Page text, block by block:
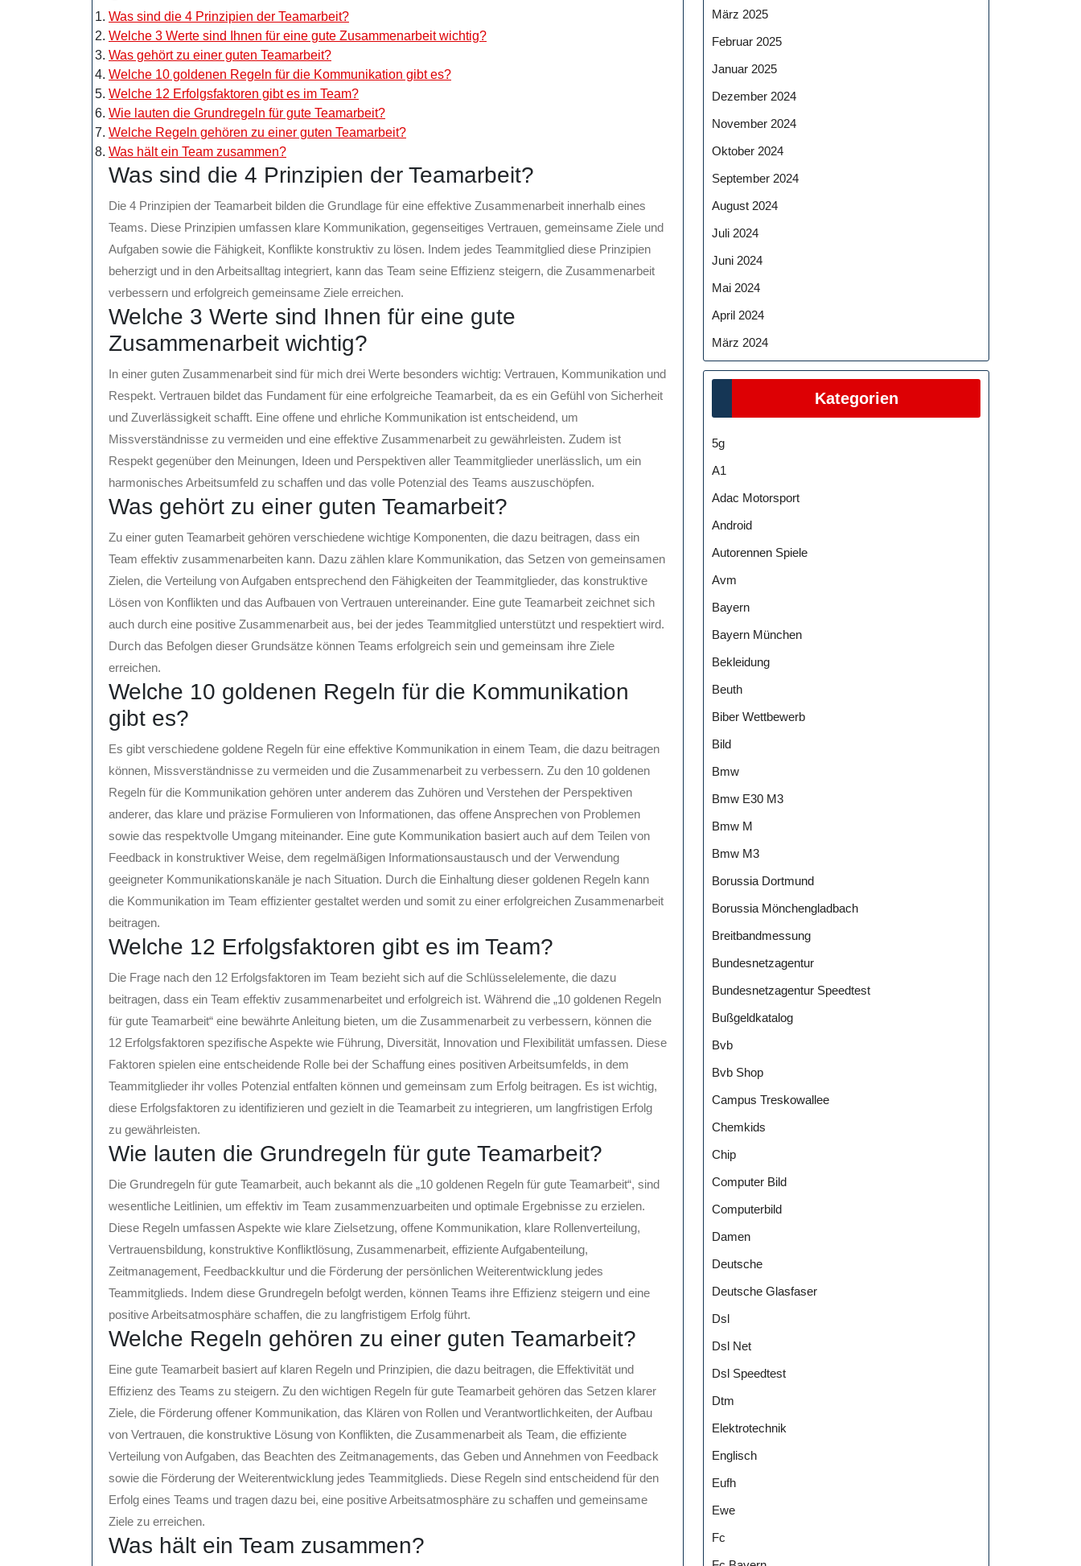
Was sind die 4 Prinzipien der Teamarbeit?
Welche 3 Werte sind Ihnen für eine gute Zusammenarbeit wichtig?
Was gehört zu einer guten Teamarbeit?
Welche 10 goldenen Regeln für die Kommunikation gibt es?
Welche 12 Erfolgsfaktoren gibt es im Team?
Wie lauten die Grundregeln für gute Teamarbeit?
Welche Regeln gehören zu einer guten Teamarbeit?
Was hält ein Team zusammen?
Was sind die 4 Prinzipien der Teamarbeit?
Die 4 Prinzipien der Teamarbeit bilden die Grundlage für eine effektive Zusammenarbeit innerhalb eines
Teams. Diese Prinzipien umfassen klare Kommunikation, gegenseitiges Vertrauen, gemeinsame Ziele und
Aufgaben sowie die Fähigkeit, Konflikte konstruktiv zu lösen. Indem jedes Teammitglied diese Prinzipien
beherzigt und in den Arbeitsalltag integriert, kann das Team seine Effizienz steigern, die Zusammenarbeit
verbessern und erfolgreich gemeinsame Ziele erreichen.
Welche 3 Werte sind Ihnen für eine gute
Zusammenarbeit wichtig?
In einer guten Zusammenarbeit sind für mich drei Werte besonders wichtig: Vertrauen, Kommunikation und
Respekt. Vertrauen bildet das Fundament für eine erfolgreiche Teamarbeit, da es ein Gefühl von Sicherheit
und Zuverlässigkeit schafft. Eine offene und ehrliche Kommunikation ist entscheidend, um
Missverständnisse zu vermeiden und eine effektive Zusammenarbeit zu gewährleisten. Zudem ist
Respekt gegenüber den Meinungen, Ideen und Perspektiven aller Teammitglieder unerlässlich, um ein
harmonisches Arbeitsumfeld zu schaffen und das volle Potenzial des Teams auszuschöpfen.
Was gehört zu einer guten Teamarbeit?
Zu einer guten Teamarbeit gehören verschiedene wichtige Komponenten, die dazu beitragen, dass ein
Team effektiv zusammenarbeiten kann. Dazu zählen klare Kommunikation, das Setzen von gemeinsamen
Zielen, die Verteilung von Aufgaben entsprechend den Fähigkeiten der Teammitglieder, das konstruktive
Lösen von Konflikten und das Aufbauen von Vertrauen untereinander. Eine gute Teamarbeit zeichnet sich
auch durch eine positive Zusammenarbeit aus, bei der jedes Teammitglied unterstützt und respektiert wird.
Durch das Befolgen dieser Grundsätze können Teams erfolgreich sein und gemeinsam ihre Ziele
erreichen.
Welche 10 goldenen Regeln für die Kommunikation
gibt es?
Es gibt verschiedene goldene Regeln für eine effektive Kommunikation in einem Team, die dazu beitragen
können, Missverständnisse zu vermeiden und die Zusammenarbeit zu verbessern. Zu den 10 goldenen
Regeln für die Kommunikation gehören unter anderem das Zuhören und Verstehen der Perspektiven
anderer, das klare und präzise Formulieren von Informationen, das offene Ansprechen von Problemen
sowie das respektvolle Umgang miteinander. Eine gute Kommunikation basiert auch auf dem Teilen von
Feedback in konstruktiver Weise, dem regelmäßigen Informationsaustausch und der Verwendung
geeigneter Kommunikationskanäle je nach Situation. Durch die Einhaltung dieser goldenen Regeln kann
die Kommunikation im Team effizienter gestaltet werden und somit zu einer erfolgreichen Zusammenarbeit
beitragen.
Welche 12 Erfolgsfaktoren gibt es im Team?
Die Frage nach den 12 Erfolgsfaktoren im Team bezieht sich auf die Schlüsselelemente, die dazu
beitragen, dass ein Team effektiv zusammenarbeitet und erfolgreich ist. Während die „10 goldenen Regeln
für gute Teamarbeit“ eine bewährte Anleitung bieten, um die Zusammenarbeit zu verbessern, können die
12 Erfolgsfaktoren spezifische Aspekte wie Führung, Diversität, Innovation und Flexibilität umfassen. Diese
Faktoren spielen eine entscheidende Rolle bei der Schaffung eines positiven Arbeitsumfelds, in dem
Teammitglieder ihr volles Potenzial entfalten können und gemeinsam zum Erfolg beitragen. Es ist wichtig,
diese Erfolgsfaktoren zu identifizieren und gezielt in die Teamarbeit zu integrieren, um langfristigen Erfolg
zu gewährleisten.
Wie lauten die Grundregeln für gute Teamarbeit?
Die Grundregeln für gute Teamarbeit, auch bekannt als die „10 goldenen Regeln für gute Teamarbeit“, sind
wesentliche Leitlinien, um effektiv im Team zusammenzuarbeiten und optimale Ergebnisse zu erzielen.
Diese Regeln umfassen Aspekte wie klare Zielsetzung, offene Kommunikation, klare Rollenverteilung,
Vertrauensbildung, konstruktive Konfliktlösung, Zusammenarbeit, effiziente Aufgabenteilung,
Zeitmanagement, Feedbackkultur und die Förderung der persönlichen Weiterentwicklung jedes
Teammitglieds. Indem diese Grundregeln befolgt werden, können Teams ihre Effizienz steigern und eine
positive Arbeitsatmosphäre schaffen, die zu langfristigem Erfolg führt.
Welche Regeln gehören zu einer guten Teamarbeit?
Eine gute Teamarbeit basiert auf klaren Regeln und Prinzipien, die dazu beitragen, die Effektivität und
Effizienz des Teams zu steigern. Zu den wichtigen Regeln für gute Teamarbeit gehören das Setzen klarer
Ziele, die Förderung offener Kommunikation, das Klären von Rollen und Verantwortlichkeiten, der Aufbau
von Vertrauen, die konstruktive Lösung von Konflikten, die Zusammenarbeit als Team, die effiziente
Verteilung von Aufgaben, das Beachten des Zeitmanagements, das Geben und Annehmen von Feedback
sowie die Förderung der Weiterentwicklung jedes Teammitglieds. Diese Regeln sind entscheidend für den
Erfolg eines Teams und tragen dazu bei, eine positive Arbeitsatmosphäre zu schaffen und gemeinsame
Ziele zu erreichen.
Was hält ein Team zusammen?
März 2025
Februar 2025
Januar 2025
Dezember 2024
November 2024
Oktober 2024
September 2024
August 2024
Juli 2024
Juni 2024
Mai 2024
April 2024
März 2024
Kategorien
5g
A1
Adac Motorsport
Android
Autorennen Spiele
Avm
Bayern
Bayern München
Bekleidung
Beuth
Biber Wettbewerb
Bild
Bmw
Bmw E30 M3
Bmw M
Bmw M3
Borussia Dortmund
Borussia Mönchengladbach
Breitbandmessung
Bundesnetzagentur
Bundesnetzagentur Speedtest
Bußgeldkatalog
Bvb
Bvb Shop
Campus Treskowallee
Chemkids
Chip
Computer Bild
Computerbild
Damen
Deutsche
Deutsche Glasfaser
Dsl
Dsl Net
Dsl Speedtest
Dtm
Elektrotechnik
Englisch
Eufh
Ewe
Fc